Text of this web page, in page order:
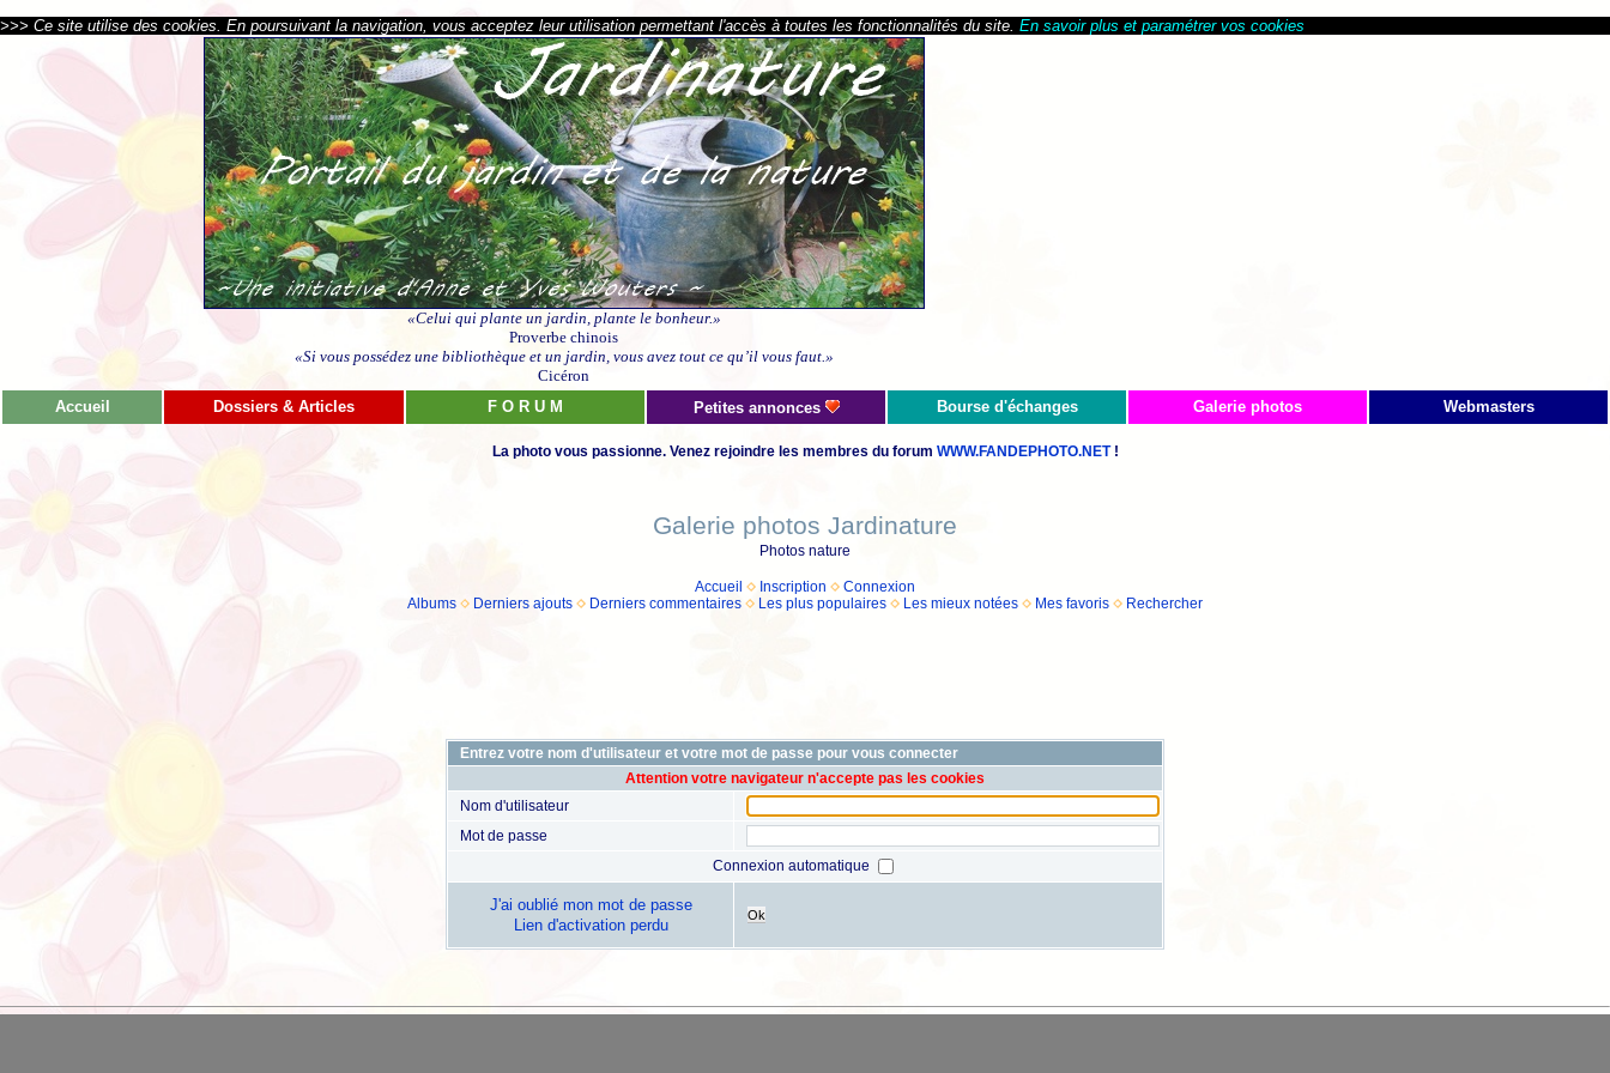
>>> Ce site utilise des cookies. En poursuivant la navigation, vous acceptez leur utilisation permettant l'accès à toutes les fonctionnalités du site. En savoir plus et paramétrer vos cookies
«Celui qui plante un jardin, plante le bonheur.»
Proverbe chinois
«Si vous possédez une bibliothèque et un jardin, vous avez tout ce qu’il vous faut.»
Cicéron
Accueil
Dossiers & Articles F O R U M Petites annonces Bourse d'échanges Galerie photos Webmasters
La photo vous passionne. Venez rejoindre les membres du forum WWW.FANDEPHOTO.NET!
Galerie photos Jardinature
Photos nature
Accueil Inscription
Connexion
Albums
Derniers ajouts Derniers commentaires Les plus populaires Les mieux notées Mes favoris Rechercher
Entrez votre nom d'utilisateur et votre mot de passe pour vous connecter
Attention votre navigateur n'accepte pas les cookies
Nom d'utilisateur
Mot de passe
Connexion automatique
J'ai oublié mon mot de passe
Lien d'activation perdu
Ok